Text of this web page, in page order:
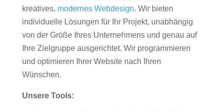
kreatives, modernes Webdesign. Wir bieten
individuelle Lösungen für Ihr Projekt, unabhängig
von der Größe Ihres Unternehmens und genau auf
Ihre Zielgruppe ausgerichtet. Wir programmieren
und optimieren Ihrer Website nach Ihren
Wünschen.
Unsere Tools: